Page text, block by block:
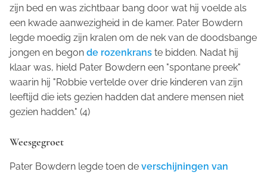
zijn bed en was zichtbaar bang door wat hij voelde als
een kwade aanwezigheid in de kamer. Pater Bowdern
legde moedig zijn kralen om de nek van de doodsbange
jongen en begon de rozenkrans te bidden. Nadat hij
klaar was, hield Pater Bowdern een "spontane preek"
waarin hij "Robbie vertelde over drie kinderen van zijn
leeftijd die iets gezien hadden dat andere mensen niet
gezien hadden." (4)
Weesgegroet
Pater Bowdern legde toen de verschijningen van